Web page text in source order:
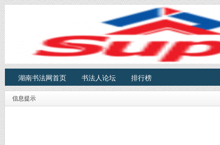
湖南书法网首页 书法人论坛 排行榜
信息提示